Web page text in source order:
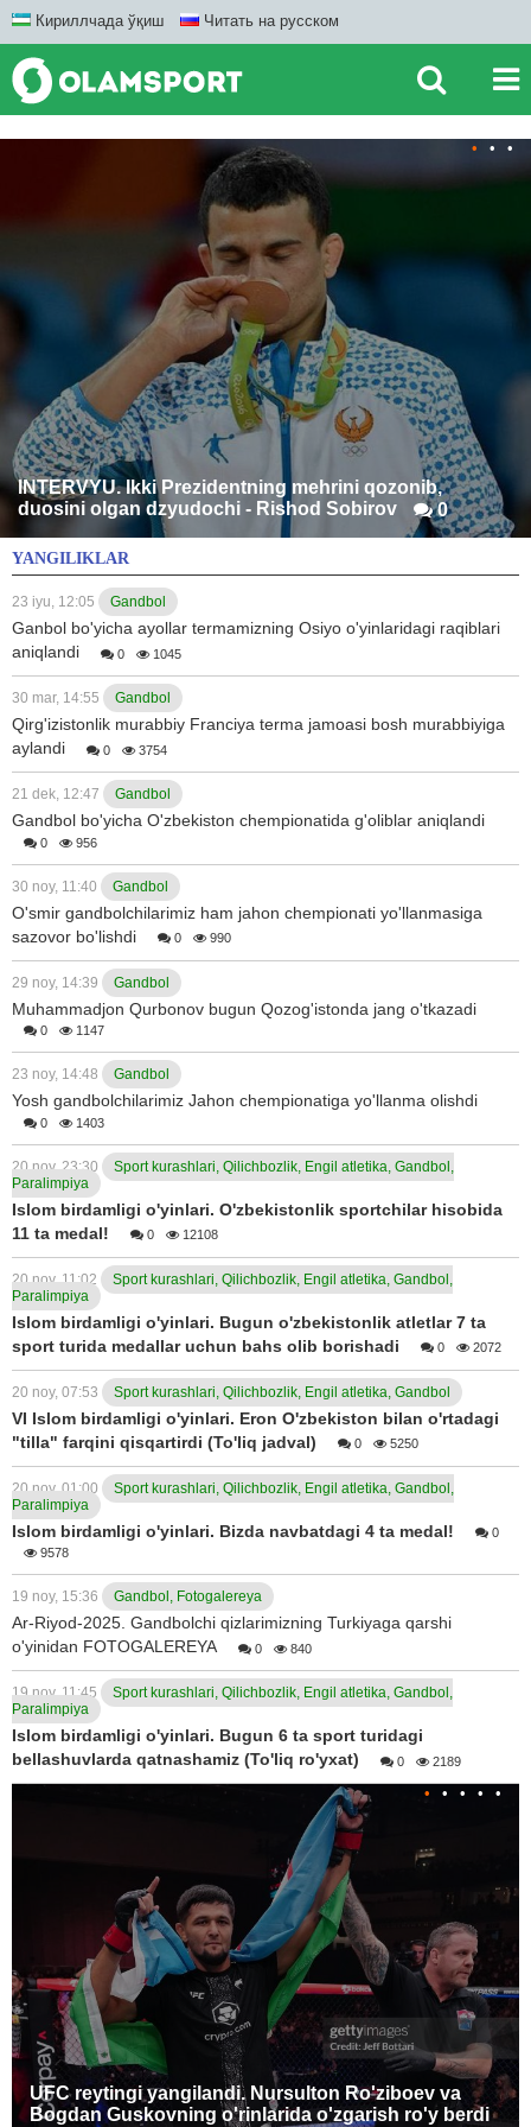
Кириллчада ўқиш Читать на русском
INTERVYU. Ikki Prezidentning mehrini qozonib,
duosini olgan dzyudochi - Rishod Sobirov
0
• • •
YANGILIKLAR
23 iyu, 12:05 Gandbol
Ganbol bo'yicha ayollar termamizning Osiyo o'yinlaridagi raqiblari
aniqlandi
0 1045
30 mar, 14:55 Gandbol
Qirg'izistonlik murabbiy Franciya terma jamoasi bosh murabbiyiga
aylandi
0 3754
21 dek, 12:47 Gandbol
Gandbol bo'yicha O'zbekiston chempionatida g'oliblar aniqlandi
0 956
30 noy, 11:40 Gandbol
O'smir gandbolchilarimiz ham jahon chempionati yo'llanmasiga
sazovor bo'lishdi
0 990
29 noy, 14:39 Gandbol
Muhammadjon Qurbonov bugun Qozog'istonda jang o'tkazadi
0 1147
23 noy, 14:48 Gandbol
Yosh gandbolchilarimiz Jahon chempionatiga yo'llanma olishdi
0 1403
20 noy, 23:30
Sport kurashlari, Qilichbozlik, Engil atletika, Gandbol,
Paralimpiya
Islom birdamligi o'yinlari. O'zbekistonlik sportchilar hisobida
11 ta medal!
0 12108
20 noy, 11:02
Sport kurashlari, Qilichbozlik, Engil atletika, Gandbol,
Paralimpiya
Islom birdamligi o'yinlari. Bugun o'zbekistonlik atletlar 7 ta
sport turida medallar uchun bahs olib borishadi
0 2072
20 noy, 07:53 Sport kurashlari, Qilichbozlik, Engil atletika, Gandbol
VI Islom birdamligi o'yinlari. Eron O'zbekiston bilan o'rtadagi
"tilla" farqini qisqartirdi (To'liq jadval)
0 5250
20 noy, 01:00
Sport kurashlari, Qilichbozlik, Engil atletika, Gandbol,
Paralimpiya
Islom birdamligi o'yinlari. Bizda navbatdagi 4 ta medal!
0
9578
19 noy, 15:36 Gandbol, Fotogalereya
Ar-Riyod-2025. Gandbolchi qizlarimizning Turkiyaga qarshi
o'yinidan FOTOGALEREYA
0 840
19 noy, 11:45
Sport kurashlari, Qilichbozlik, Engil atletika, Gandbol,
Paralimpiya
Islom birdamligi o'yinlari. Bugun 6 ta sport turidagi
bellashuvlarda qatnashamiz (To'liq ro'yxat)
0 2189
UFC reytingi yangilandi. Nursulton Ro'ziboev va
Bogdan Guskovning o'rinlarida o'zgarish ro'y berdi
• • • • •